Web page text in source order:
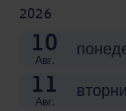
2026
10
Авг.
11
Авг.
20
Авг.
10:00
21
Авг.
10:00
24
Авг.
10:00
25
Авг.
10:00
26
Авг. среда,
10:00
27
Авг.
10:00
28
Авг.
10:00
31
Авг.
10:00
01
Сен.
10:00
02
Сен. среда,
10:00
03
Сен.
10:00
04
Сен.
10:00